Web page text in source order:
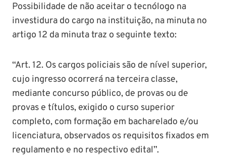
Possibilidade de não aceitar o tecnólogo na
investidura do cargo na instituição, na minuta no
artigo 12 da minuta traz o seguinte texto:
“Art. 12. Os cargos policiais são de nível superior,
cujo ingresso ocorrerá na terceira classe,
mediante concurso público, de provas ou de
provas e títulos, exigido o curso superior
completo, com formação em bacharelado e/ou
licenciatura, observados os requisitos fixados em
regulamento e no respectivo edital”.